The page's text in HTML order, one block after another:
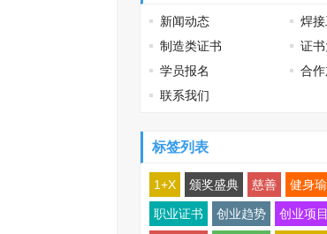
新闻动态
焊
制造类证书
证
学员报名
合
联系我们
标签列表
1+X 颁奖盛典 慈善 健身
职业证书 创业趋势 创业项目